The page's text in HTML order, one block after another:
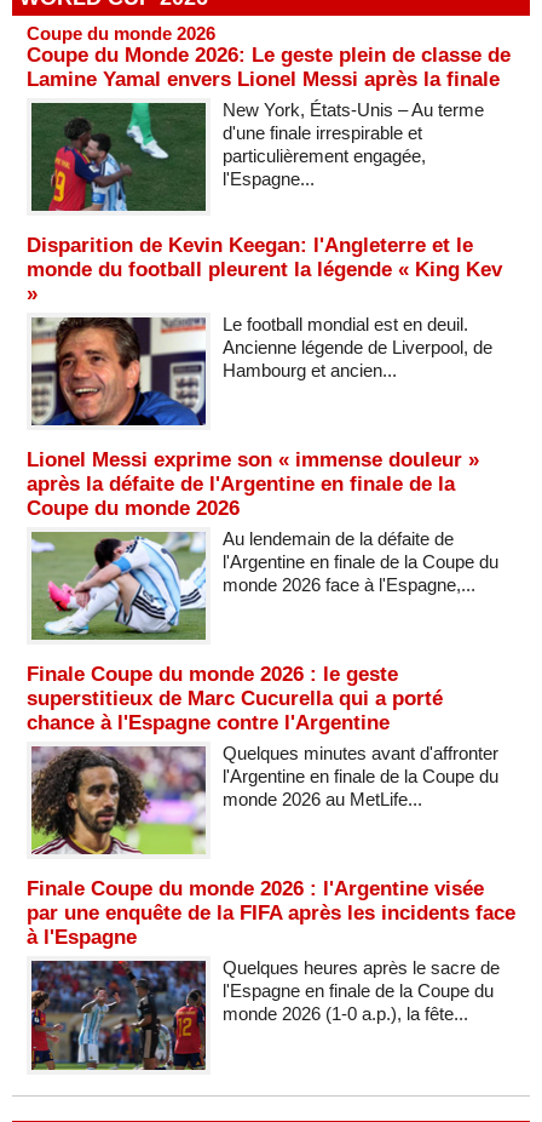
Coupe du monde 2026
Coupe du Monde 2026: Le geste plein de classe de
Lamine Yamal envers Lionel Messi après la finale
New York, États-Unis – Au terme
d'une finale irrespirable et
particulièrement engagée,
l'Espagne...
Disparition de Kevin Keegan: l'Angleterre et le
monde du football pleurent la légende « King Kev
»
Le football mondial est en deuil.
Ancienne légende de Liverpool, de
Hambourg et ancien...
Lionel Messi exprime son « immense douleur »
après la défaite de l'Argentine en finale de la
Coupe du monde 2026
Au lendemain de la défaite de
l'Argentine en finale de la Coupe du
monde 2026 face à l'Espagne,...
Finale Coupe du monde 2026 : le geste
superstitieux de Marc Cucurella qui a porté
chance à l'Espagne contre l'Argentine
Quelques minutes avant d'affronter
l'Argentine en finale de la Coupe du
monde 2026 au MetLife...
Finale Coupe du monde 2026 : l'Argentine visée
par une enquête de la FIFA après les incidents face
à l'Espagne
Quelques heures après le sacre de
l'Espagne en finale de la Coupe du
monde 2026 (1-0 a.p.), la fête...